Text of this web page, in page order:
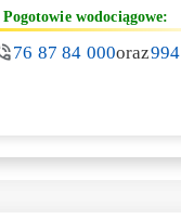
Pogotowie wodociągowe:
76 87 84 000oraz994